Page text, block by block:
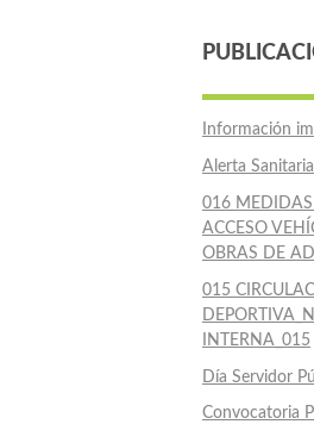
Información
Alerta Sanitaria
016 MEDIDAS
ACCESO
OBRAS DE
015
INTERNA_015
Día Servidor
Convocatoria